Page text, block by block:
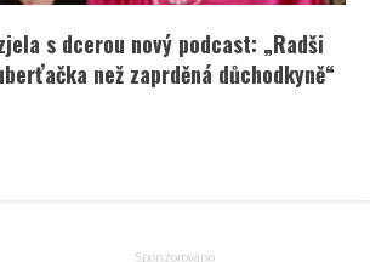
s dcerou nový podcast: „Radši
než zaprděná důchodkyně“